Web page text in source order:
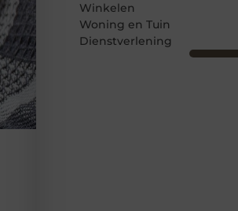
Winkelen
Woning en Tuin
Dienstverlening